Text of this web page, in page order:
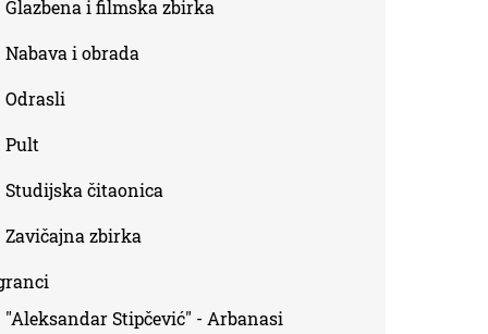
Glazbena i filmska zbirka
Nabava i obrada
Odrasli
Pult
Studijska čitaonica
Zavičajna zbirka
"Aleksandar Stipčević" - Arbanasi